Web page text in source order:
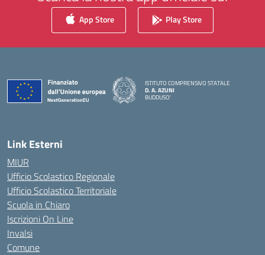
App Store Play Store
ISTITUTO COMPRENSIVO STATALE
D. A. AZUNI
BUDDUSO'
Link Esterni
MIUR
Ufficio Scolastico Regionale
Ufficio Scolastico Territoriale
Scuola in Chiaro
Iscrizioni On Line
Invalsi
Comune